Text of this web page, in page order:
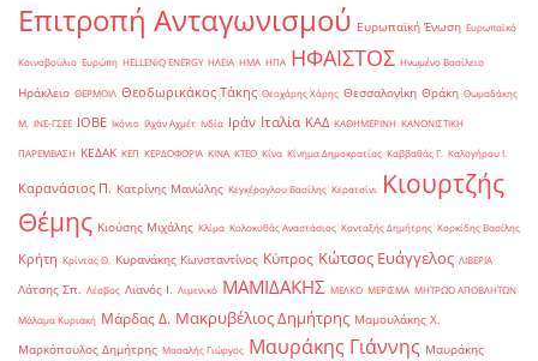
Επιτροπή Ανταγωνισμού Ευρωπαϊκή Ένωση Ευρωπαϊκό
Κοινοβούλιο Ευρώπη ΗELLENiQ ENERGY ΗΛΕΙΑ ΗΜΑ ΗΠΑ ΗΦΑΙΣΤΟΣ Ηνωμένο Βασίλειο
Ηράκλειο ΘΕΡΜΟΙΛ Θεοδωρικάκος Τάκης Θεοχάρης Χάρης Θεσσαλονίκη Θράκη Θωμαδάκης
Μ. ΙΝΕ-ΓΣΕΕ ΙΟΒΕ Ικόνιο Ιλχάν Αχμέτ Ινδία Ιράν Ιταλία ΚΑΔ ΚΑΘΗΜΕΡΙΝΗ ΚΑΝΟΝΙΣΤΙΚΗ
ΠΑΡΕΜΒΑΣΗ ΚΕΔΑΚ ΚΕΠ ΚΕΡΔΟΦΟΡΙΑ ΚΙΝΑ ΚΤΕΟ Κίνα Κίνημα Δημοκρατίας Καββαθάς Γ. Καλογήρου Ι.
Καρανάσιος Π. Κατρίνης Μανώλης Κεγκέρογλου Βασίλης Κερατσίνι
Κιουρτζής
Θέμης Κιούσης Μιχάλης Κλίμα Κολοκυθάς Αναστάσιος Κονταξής Δημήτρης Κορκίδης Βασίλης
Κρήτη Κρίντας Θ. Κυρανάκης Κωνσταντίνος Κύπρος Κώτσος Ευάγγελος ΛΙΒΕΡΙΑ
Λάτσης Σπ. Λέσβος Λιανός Ι. Λιμενικό ΜΑΜΙΔΑΚΗΣ ΜΕΛΚΟ ΜΕΡΙΣΜΑ ΜΗΤΡΩΟ ΑΠΟΒΛΗΤΩΝ
Μάλαμα Κυριακή Μάρδας Δ. Μακρυβέλιος Δημήτρης Μαμουλάκης Χ.
Μαρκόπουλος Δημήτρης Μασαλής Γιώργος Μαυράκης Γιάννης Μαυράκης